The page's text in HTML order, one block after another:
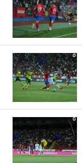
0
0